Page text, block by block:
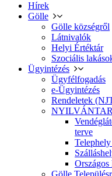
Hírek
Gölle
Gölle községről
Látnivalók
Helyi Értéktár
Szociális
Ügyintézés
Ügyfélfogadás
e-Ügyintézés
Rendeletek
terve
Gölle